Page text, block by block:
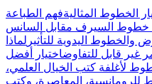
الخطوط المثاليةفهم الطباعة
خطوط السيرف مقابل السانس
اليدوية للتأثير لماذا
غير قابل للتفاوضاختيار أفضل
لأغلفة كتب الخيال العلمي،
للرومانسية، المعاصرة، وكتب